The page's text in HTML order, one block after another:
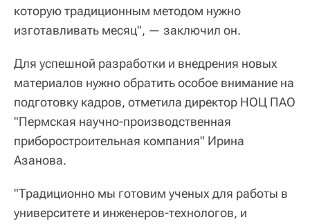
которую традиционным методом нужно
изготавливать месяц", — заключил он.
Для успешной разработки и внедрения новых
материалов нужно обратить особое внимание на
подготовку кадров, отметила директор НОЦ ПАО
"Пермская научно-производственная
приборостроительная компания" Ирина
Азанова.
"Традиционно мы готовим ученых для работы в
университете и инженеров-технологов, и